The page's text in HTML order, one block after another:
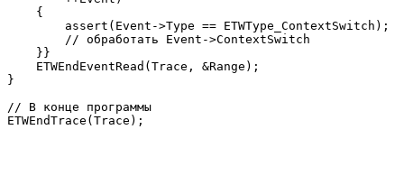
    {
        assert(Event->Type == ETWType_ContextSwitch);
        // обработать Event->ContextSwitch
    }}
    ETWEndEventRead(Trace, &Range);
}
// В конце программы